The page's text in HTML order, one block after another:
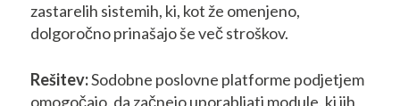
zastarelih sistemih, ki, kot že omenjeno,
dolgoročno prinašajo še več stroškov.
Rešitev:Sodobne poslovne platforme podjetjem
omogočajo, da začnejo uporabljati module, ki jih